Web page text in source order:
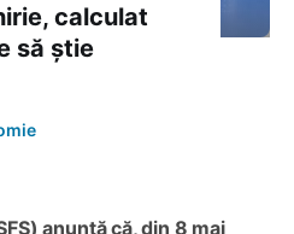
calculat
să știe
anunță că, din 8 mai